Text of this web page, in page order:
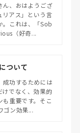
ん、おはようござ
リアス」という言
。これは、「Sob
（好奇...
ついて
成功するためには
けでなく、効果的
も重要です。そこ
ゴン効果...